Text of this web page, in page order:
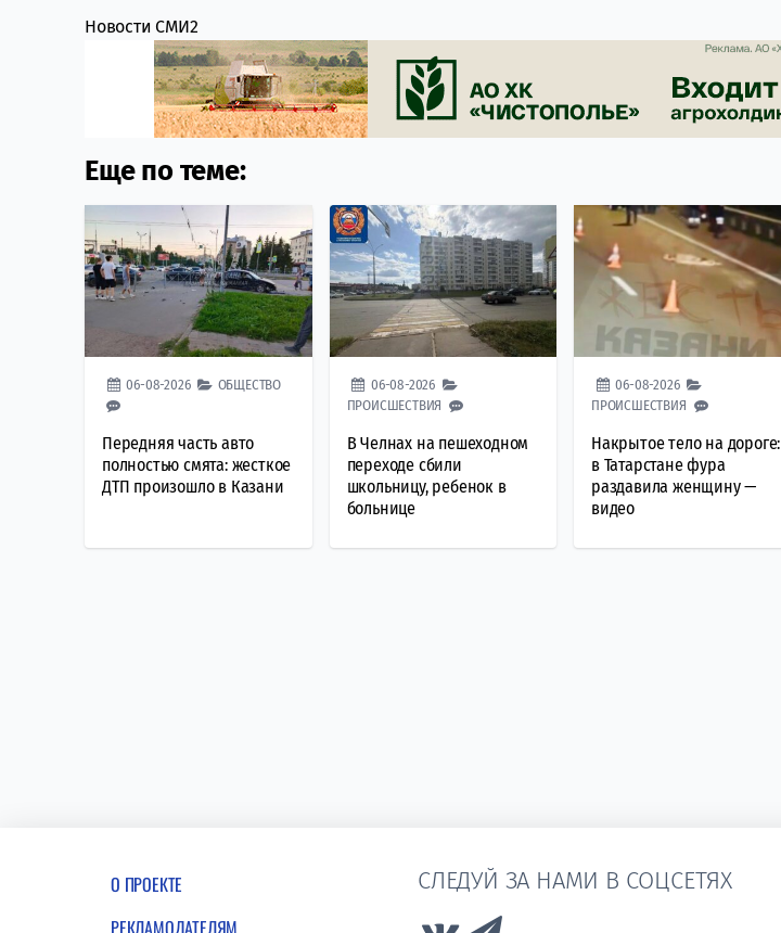
Новости СМИ2
Еще по теме:
06-08-2026 ОБЩЕСТВО
Передняя часть авто
полностью смята: жесткое
ДТП произошло в Казани
06-08-2026
ПРОИСШЕСТВИЯ
В Челнах на пешеходном
переходе сбили
школьницу, ребенок в
больнице
06-08-2026
ПРОИСШЕСТВИЯ
Накрытое тело на дороге:
в Татарстане фура
раздавила женщину —
видео
О ПРОЕКТЕ
РЕКЛАМОДАТЕЛЯМ
СЛЕДУЙ ЗА НАМИ В СОЦСЕТЯХ
Link to Vk